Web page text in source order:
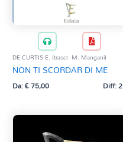
DE CURTIS E. (trascr. M. Mangani)
NON TI SCORDAR DI ME
Da:€75,00 Diff: 2